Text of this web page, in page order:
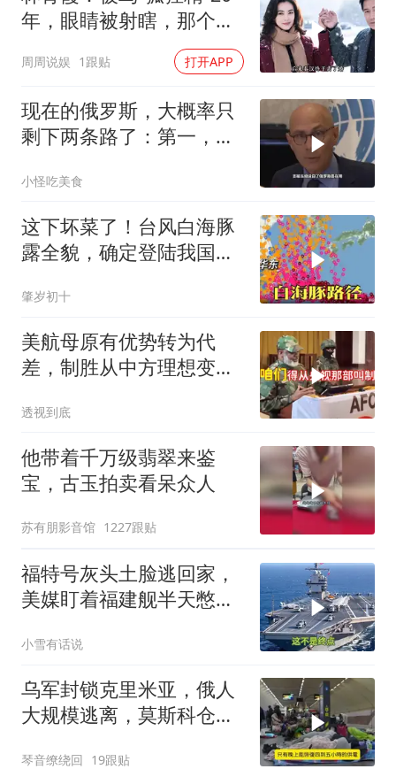
年，眼睛被射瞎，那个男
人只问了一句“谁来出机票
钱？”
周周说娱 1跟贴 打开APP
现在的俄罗斯，大概率只
剩下两条路了：第一，把
小怪吃美食
这下坏菜了！台风白海豚
露全貌，确定登陆我国沿
肇岁初十
美航母原有优势转为代
差，制胜从中方理想变为
透视到底
他带着千万级翡翠来鉴
宝，古玉拍卖看呆众人
苏有朋影音馆 1227跟贴
福特号灰头土脸逃回家，
美媒盯着福建舰半天憋出
小雪有话说
乌军封锁克里米亚，俄人
大规模逃离，莫斯科仓库
琴音缭绕回 19跟贴